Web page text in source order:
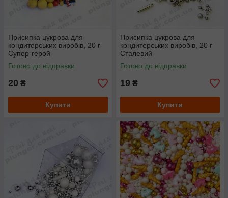
Присипка цукрова для
кондитерських виробів, 20 г
Супер-герой
Готово до відправки
20 ₴
Купити
Присипка цукрова для
кондитерських виробів, 20 г
Сталевий
Готово до відправки
19 ₴
Купити